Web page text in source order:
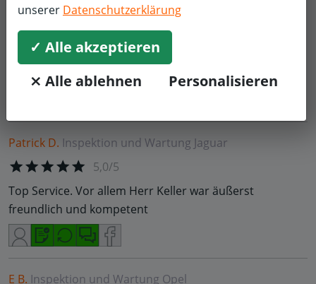
5,0/5
Sehr netter und vor allem ehrlicher Mitarbeiter. Höflich,
kompetent und sehr hilfsbereit. Neue Werkstatt für die
Zukunft ist gefunden.
Patrick D. Inspektion und Wartung Jaguar
5,0/5
Top Service. Vor allem Herr Keller war äußerst
freundlich und kompetent
E B. Inspektion und Wartung Opel
unserer Datenschutzerklärung
✓ Alle akzeptieren
⨯ Alle ablehnen
Personalisieren